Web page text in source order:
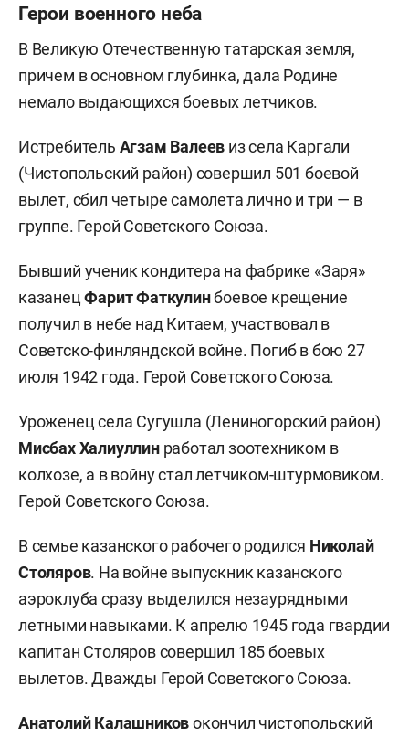
Герои военного неба
В Великую Отечественную татарская земля,
причем в основном глубинка, дала Родине
немало выдающихся боевых летчиков.
Истребитель Агзам Валеев из села Каргали
(Чистопольский район) совершил 501 боевой
вылет, сбил четыре самолета лично и три — в
группе. Герой Советского Союза.
Бывший ученик кондитера на фабрике «Заря»
казанецФарит Фаткулинбоевое крещение
получил в небе над Китаем, участвовал в
Советско-финляндской войне. Погиб в бою 27
июля 1942 года. Герой Советского Союза.
Уроженец села Сугушла (Лениногорский район)
Мисбах Халиуллинработал зоотехником в
колхозе, а в войну стал летчиком-штурмовиком.
Герой Советского Союза.
В семье казанского рабочего родился Николай
Столяров. На войне выпускник казанского
аэроклуба сразу выделился незаурядными
летными навыками. К апрелю 1945 года гвардии
капитан Столяров совершил 185 боевых
вылетов. Дважды Герой Советского Союза.
Анатолий Калашниковокончил чистопольский